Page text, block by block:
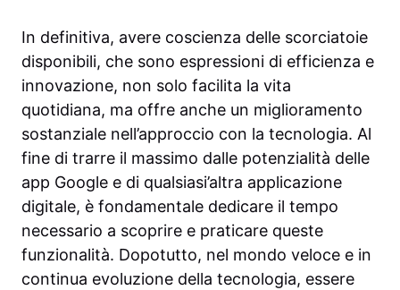
In definitiva, avere coscienza delle scorciatoie
disponibili, che sono espressioni di efficienza e
innovazione, non solo facilita la vita
quotidiana, ma offre anche un miglioramento
sostanziale nell’approccio con la tecnologia. Al
fine di trarre il massimo dalle potenzialità delle
app Google e di qualsiasi’altra applicazione
digitale, è fondamentale dedicare il tempo
necessario a scoprire e praticare queste
funzionalità. Dopotutto, nel mondo veloce e in
continua evoluzione della tecnologia, essere